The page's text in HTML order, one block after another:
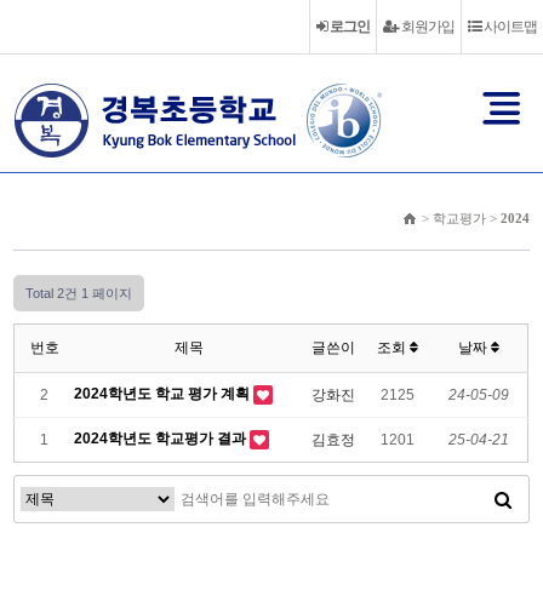
사이트맵
회원가입
로그인
> 학교평가 > 2024
Total 2건 1 페이지
번호 제목 글쓴이 조회 날짜
2 2024학년도 학교 평가 계획 강화진 2125 24-05-09
1 2024학년도 학교평가 결과 김효정 1201 25-04-21